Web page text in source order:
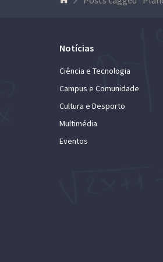
Notícias
Ciência e Tecnologia
Campus e Comunidade
Cultura e Desporto
Multimédia
Eventos